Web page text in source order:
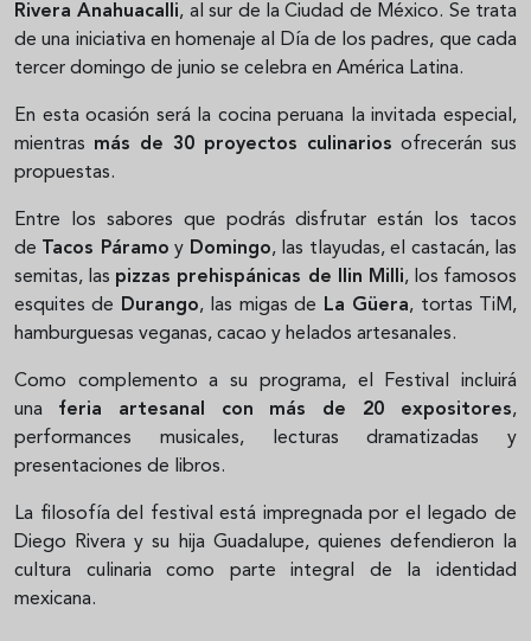
Rivera Anahuacalli, al sur de la Ciudad de México. Se trata
de una iniciativa en homenaje al Día de los padres, que cada
tercer domingo de junio se celebra en América Latina.
En esta ocasión será la cocina peruana la invitada especial,
mientras más de 30 proyectos culinarios ofrecerán sus
propuestas.
Entre los sabores que podrás disfrutar están los tacos
de
Tacos Páramo y Domingo, las tlayudas, el castacán, las
semitas, las pizzas prehispánicas de Ilin Milli, los famosos
esquites de
Durango, las migas de La Güera, tortas TiM,
hamburguesas veganas, cacao y helados artesanales.
Como complemento a su programa, el Festival incluirá
una feria artesanal con más de 20 expositores,
performances musicales, lecturas dramatizadas y
presentaciones de libros.
La filosofía del festival está impregnada por el legado de
Diego Rivera y su hija Guadalupe, quienes defendieron la
cultura culinaria como parte integral de la identidad
mexicana.